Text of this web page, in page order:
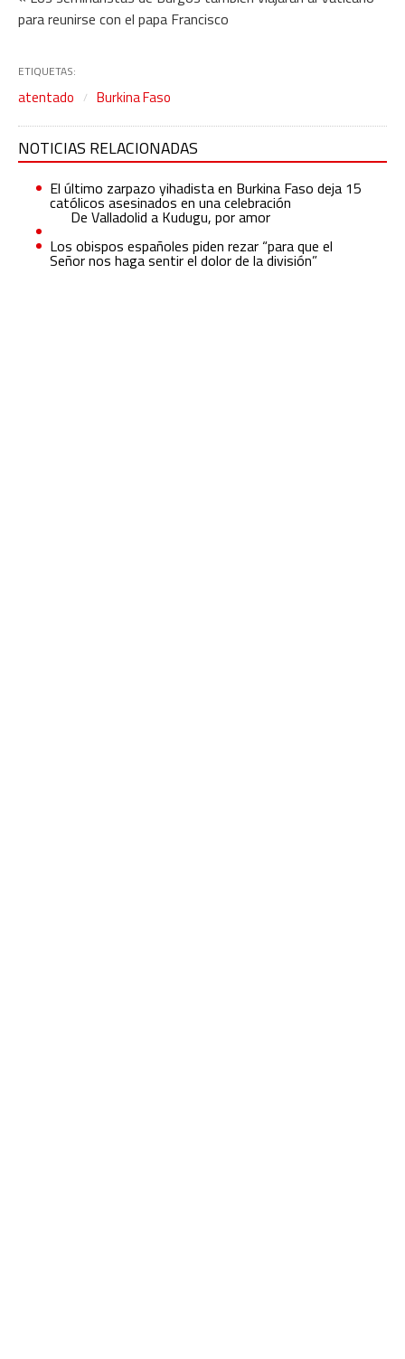
para reunirse con el papa Francisco
ETIQUETAS:
atentado Burkina Faso
NOTICIAS RELACIONADAS
El último zarpazo yihadista en Burkina Faso deja 15
católicos asesinados en una celebración
De Valladolid a Kudugu, por amor
Los obispos españoles piden rezar “para que el
Señor nos haga sentir el dolor de la división”